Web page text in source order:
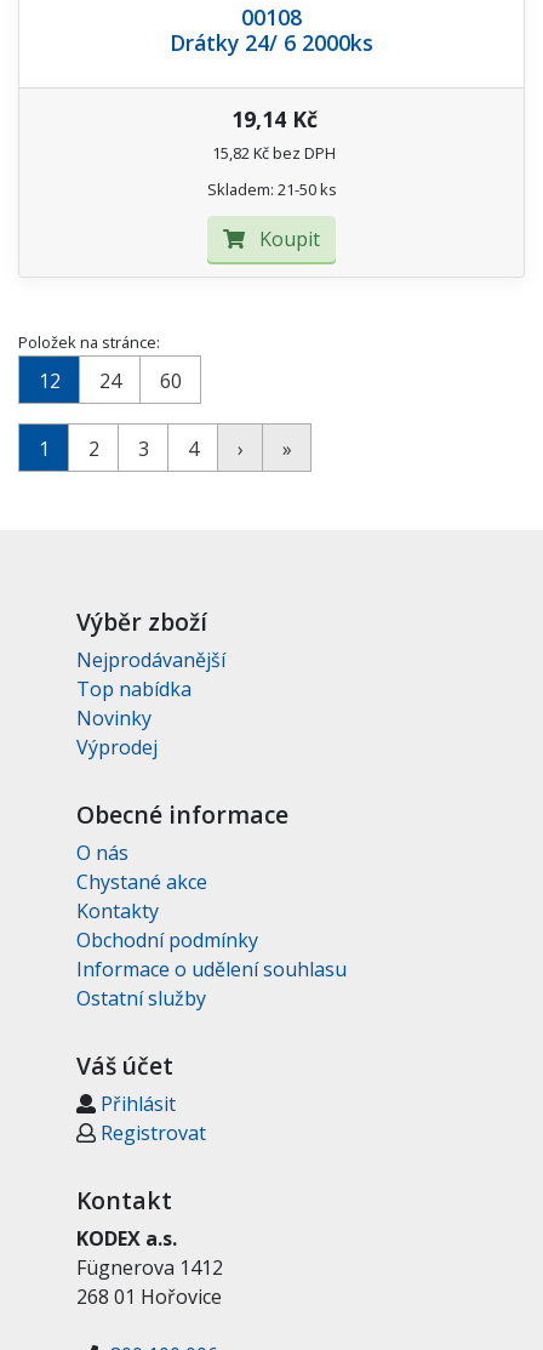
00108
Drátky 24/ 6 2000ks
19,14 Kč
15,82 Kč bez DPH
Skladem: 21-50 ks
Koupit
Položek na stránce:
12 24 60
1 2 3 4 › »
Výběr zboží
Nejprodávanější
Top nabídka
Novinky
Výprodej
Obecné informace
O nás
Chystané akce
Kontakty
Obchodní podmínky
Informace o udělení souhlasu
Ostatní služby
Váš účet
Přihlásit
Registrovat
Kontakt
KODEX a.s.
Fügnerova 1412
268 01 Hořovice